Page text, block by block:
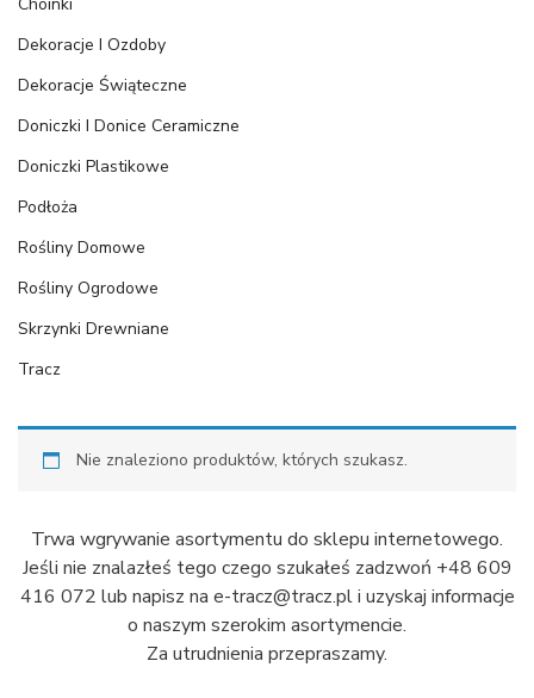
Dekoracje I Ozdoby
Dekoracje Świąteczne
Doniczki I Donice Ceramiczne
Doniczki Plastikowe
Podłoża
Rośliny Domowe
Rośliny Ogrodowe
Skrzynki Drewniane
Tracz
Nie znaleziono produktów, których szukasz.
Trwa wgrywanie asortymentu do sklepu internetowego.
Jeśli nie znalazłeś tego czego szukałeś zadzwoń +48 609
416 072 lub napisz na e-tracz@tracz.pl i uzyskaj informacje
o naszym szerokim asortymencie.
Za utrudnienia przepraszamy.